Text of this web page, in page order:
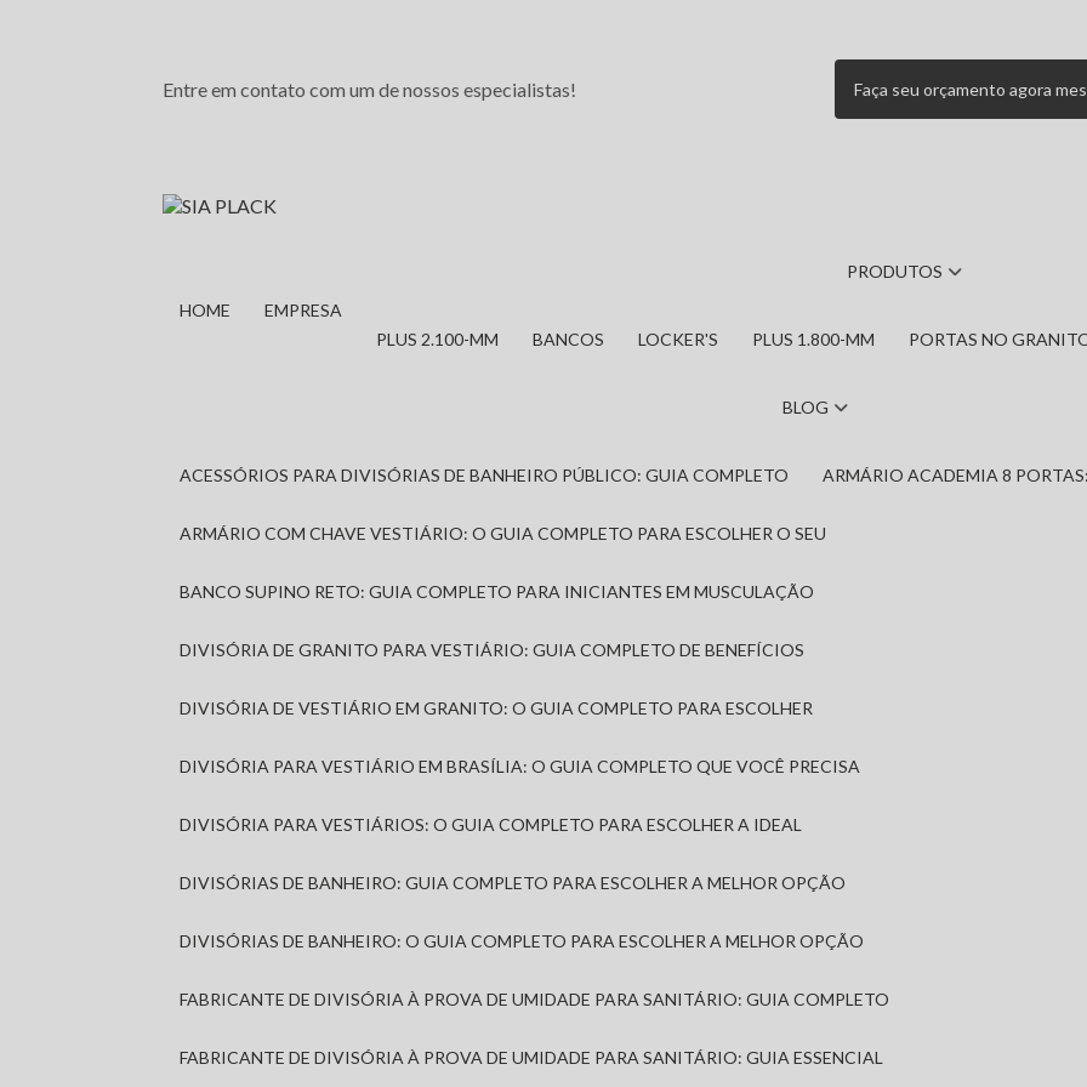
Entre em contato com um de nossos especialistas! Faça seu orçamento agora
HOME EMPRESA
PRODUTOS
PLUS 2.100-MM BANCOS LOCKER'S PLUS 1.800-MM PORTAS NO
BLOG
ACESSÓRIOS PARA DIVISÓRIAS DE BANHEIRO PÚBLICO: GUIA COMPLETO ARMÁRIO ACADEMIA 8
ARMÁRIO COM CHAVE VESTIÁRIO: O GUIA COMPLETO PARA ESCOLHER O SEU
BANCO SUPINO RETO: GUIA COMPLETO PARA INICIANTES EM MUSCULAÇÃO
DIVISÓRIA DE GRANITO PARA VESTIÁRIO: GUIA COMPLETO DE BENEFÍCIOS
DIVISÓRIA DE VESTIÁRIO EM GRANITO: O GUIA COMPLETO PARA ESCOLHER
DIVISÓRIA PARA VESTIÁRIO EM BRASÍLIA: O GUIA COMPLETO QUE VOCÊ PRECISA
DIVISÓRIA PARA VESTIÁRIOS: O GUIA COMPLETO PARA ESCOLHER A IDEAL
DIVISÓRIAS DE BANHEIRO: GUIA COMPLETO PARA ESCOLHER A MELHOR OPÇÃO
DIVISÓRIAS DE BANHEIRO: O GUIA COMPLETO PARA ESCOLHER A MELHOR OPÇÃO
FABRICANTE DE DIVISÓRIA À PROVA DE UMIDADE PARA SANITÁRIO: GUIA COMPLETO
FABRICANTE DE DIVISÓRIA À PROVA DE UMIDADE PARA SANITÁRIO: GUIA ESSENCIAL